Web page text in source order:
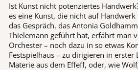
Ist Kunst nicht potenziertes
es eine Kunst, die nicht auf Handwerk
das Gespräch, das Antonia
Thielemann geführt hat, erfährt man
Orchester – noch dazu in so etwas
Festspielhaus – zu dirigieren in erster
Materie aus dem Effeff, oder, wie